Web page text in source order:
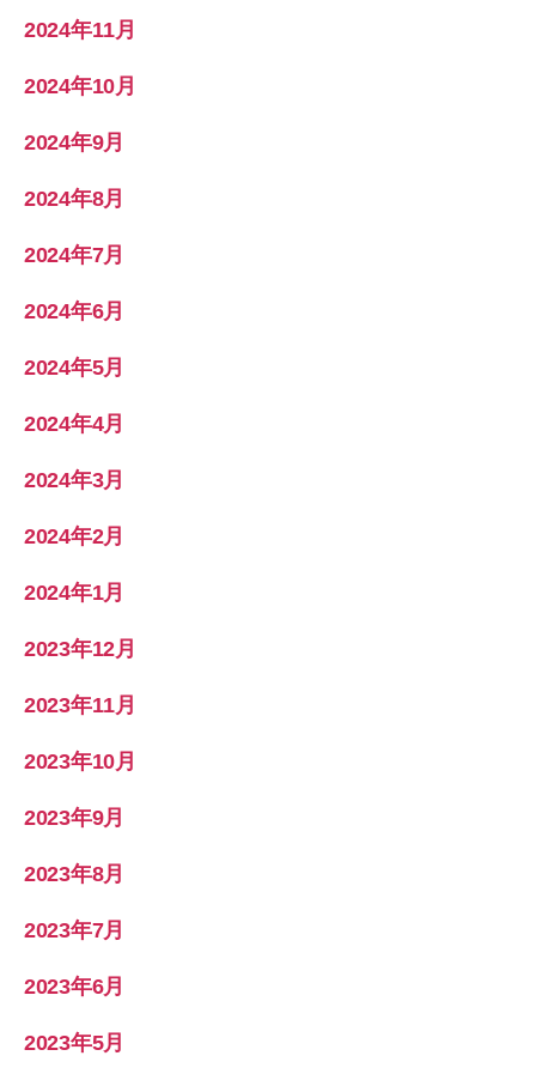
2024年11月
2024年10月
2024年9月
2024年8月
2024年7月
2024年6月
2024年5月
2024年4月
2024年3月
2024年2月
2024年1月
2023年12月
2023年11月
2023年10月
2023年9月
2023年8月
2023年7月
2023年6月
2023年5月